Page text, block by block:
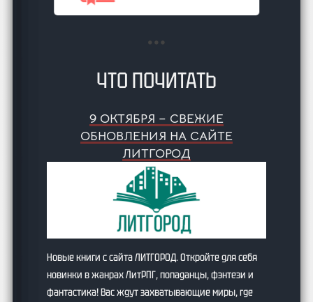
ЧТО ПОЧИТАТЬ
9 ОКТЯБРЯ – СВЕЖИЕ
ОБНОВЛЕНИЯ НА САЙТЕ
ЛИТГОРОД
Новые книги с сайта ЛИТГОРОД. Откройте для себя
новинки в жанрах ЛитРПГ, попаданцы, фэнтези и
фантастика! Вас ждут захватывающие миры, где